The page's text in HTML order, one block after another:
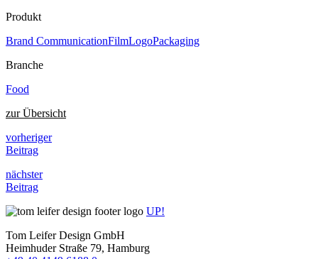
Produkt
Brand CommunicationFilmLogoPackaging
Branche
Food
zur Übersicht
vorheriger
Beitrag
nächster
Beitrag
UP!
Tom Leifer Design GmbH
Heimhuder Straße 79, Hamburg